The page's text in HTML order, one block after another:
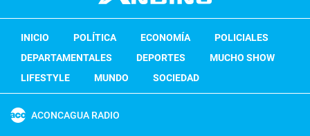
INICIO POLÍTICA ECONOMÍA
POLICIALES
DEPARTAMENTALES
DEPORTES
MUCHO SHOW
LIFESTYLE
MUNDO SOCIEDAD
ACONCAGUA RADIO